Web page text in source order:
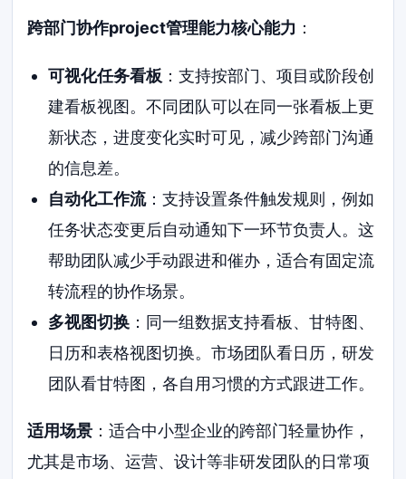
跨部门协作project管理能力核心能力 ：
可视化任务看板：支持按部门、项目或阶段创
建看板视图。不同团队可以在同一张看板上更
新状态，进度变化实时可见，减少跨部门沟通
的信息差。
自动化工作流：支持设置条件触发规则，例如
任务状态变更后自动通知下一环节负责人。这
帮助团队减少手动跟进和催办，适合有固定流
转流程的协作场景。
多视图切换：同一组数据支持看板、甘特图、
日历和表格视图切换。市场团队看日历，研发
团队看甘特图，各自用习惯的方式跟进工作。
适用场景 ：适合中小型企业的跨部门轻量协作，
尤其是市场、运营、设计等非研发团队的日常项